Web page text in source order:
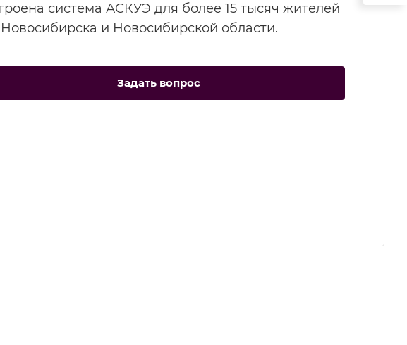
система АСКУЭ для более 15 тысяч жителей
Новосибирска и Новосибирской области.
Задать вопрос